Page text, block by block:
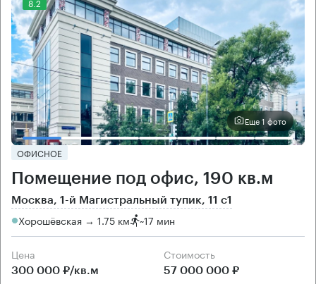
8.2
Еще 1 фото
ОФИСНОЕ
Помещение под офис, 190 кв.м
Москва, 1-й Магистральный тупик, 11 с1
Хорошёвская → 1.75 км ~17 мин
Цена
300 000 ₽/кв.м
Cтоимость
57 000 000 ₽